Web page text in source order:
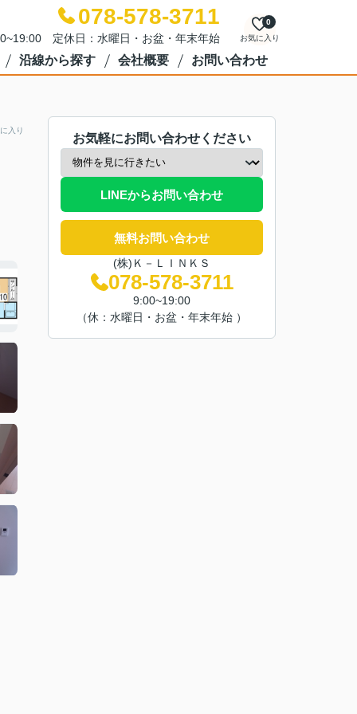
078-578-3711
定休日：水曜日・お盆・年末年始 お気に入り
0
沿線から探す 会社概要 お問い合わせ
入り
お気軽にお問い合わせください
LINEからお問い合わせ
無料お問い合わせ
(株)Ｋ－ＬＩＮＫＳ
078-578-3711
9:00~19:00
（休：水曜日・お盆・年末年始 ）